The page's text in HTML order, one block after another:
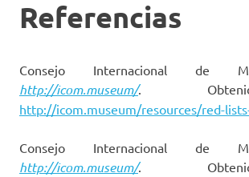
Referencias
Consejo Internacional de
http://icom.museum/.
http://icom.museum/resources/red-
Consejo Internacional de
http://icom.museum/.